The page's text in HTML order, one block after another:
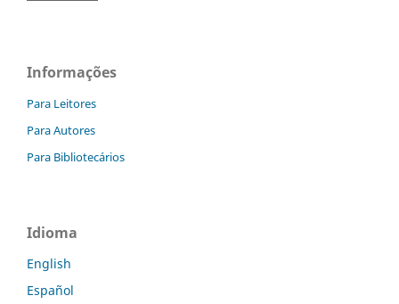
Informações
Para Leitores
Para Autores
Para Bibliotecários
Idioma
English
Español